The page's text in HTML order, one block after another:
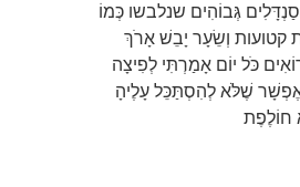
גְּבוֹהִים שנלבשו כְּמוֹ
קטועות וְשֵׂעָר יָבֵשׁ אָרֹךְ
כֹּל יוֹם אָמַרְתִּי לְפִיצָה
שֶׁלֹּא לְהִסְתַּכֵּל עָלֶיהָ
חוֹלֶפֶת